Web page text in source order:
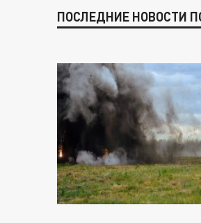
ПОСЛЕДНИЕ НОВОСТИ